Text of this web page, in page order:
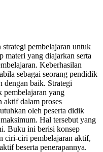
strategi pembelajaran untuk
materi yang diajarkan serta
Keberhasilan
sebagai seorang pendidik
dengan baik. Strategi
pembelajaran yang
aktif dalam proses
oleh peserta didik
Hal tersebut yang
Buku ini berisi konsep
ciri-ciri pembelajaran aktif,
beserta penerapannya.